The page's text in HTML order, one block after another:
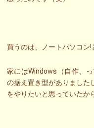
買うのは、ノートパソコン!
家にはWindows（自作、
の据え置き型がありました
をやりたいと思っていたか